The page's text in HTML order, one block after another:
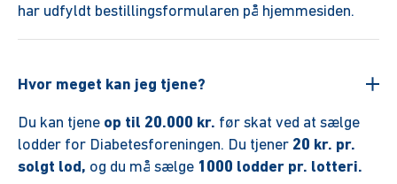
har udfyldt bestillingsformularen på hjemmesiden.
Hvor meget kan jeg tjene?
Du kan tjene op til 20.000 kr. før skat ved at sælge
lodder for Diabetesforeningen. Du tjener 20 kr. pr.
solgt lod, og du må sælge 1000 lodder pr. lotteri.